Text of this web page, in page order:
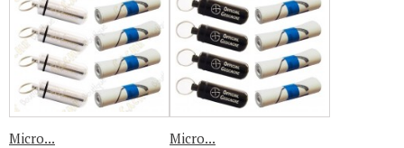
Micro... Micro...